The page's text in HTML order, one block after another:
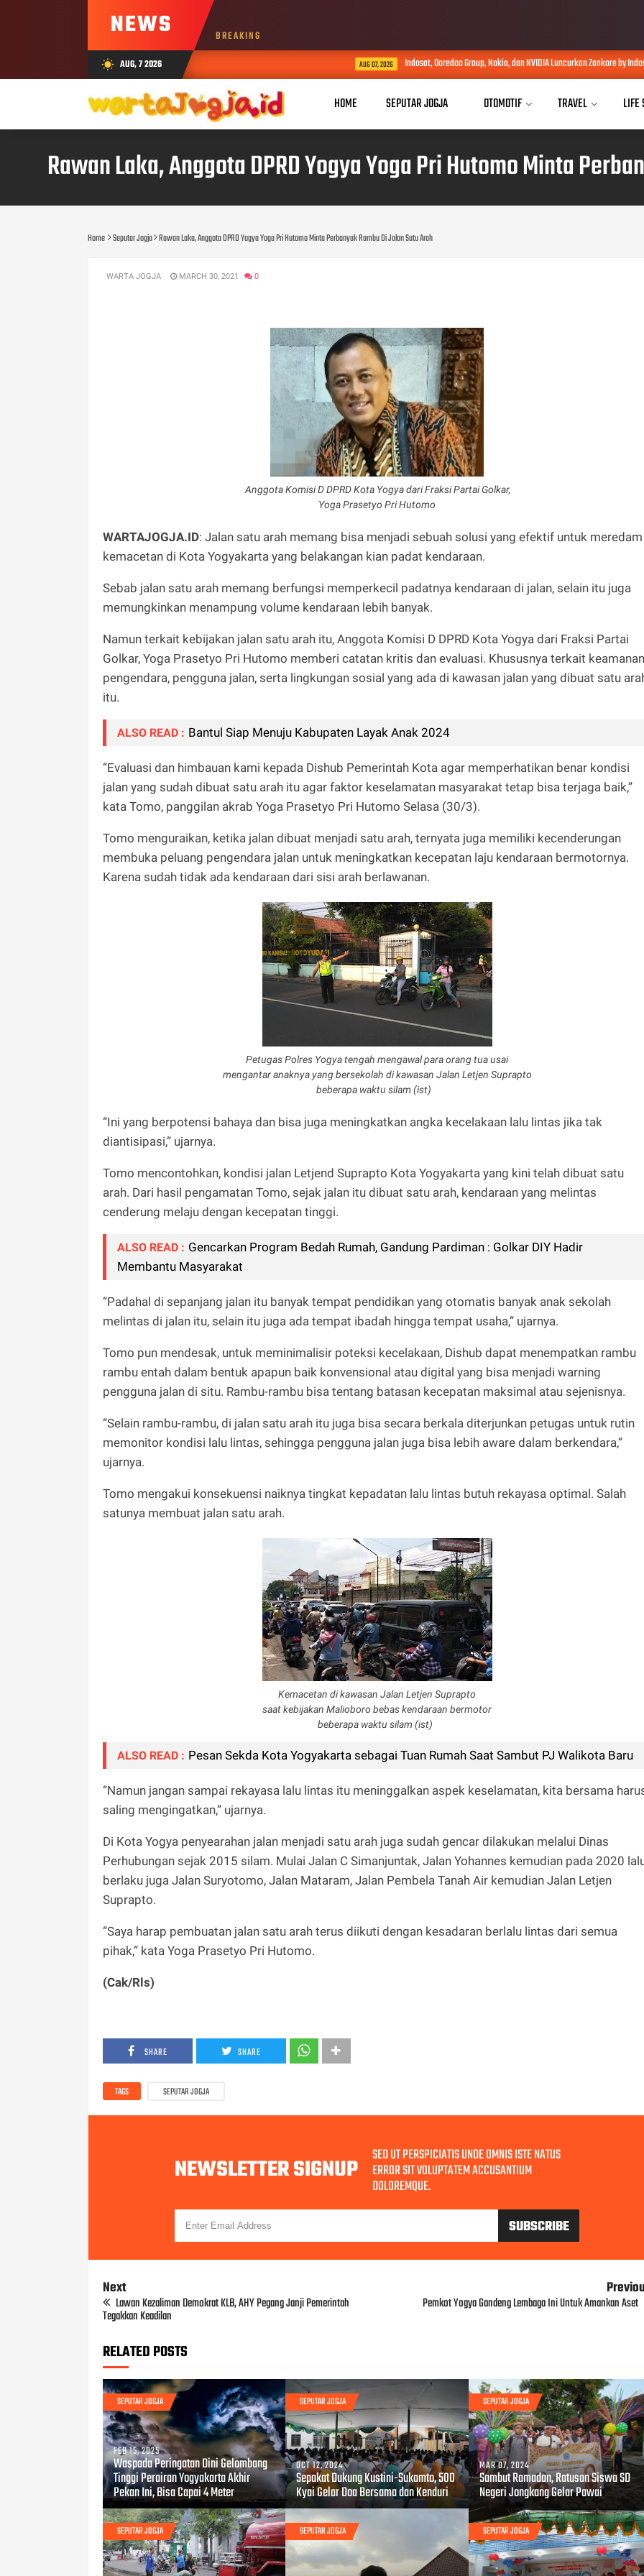
NEWS BREAKING
wb_sunny AUG, 7 2026 Indosat, Ooredoo Group, Nokia, dan NVIDIA Luncurkan Zankore by Indosat :
HOME SEPUTAR JOGJA OTOMOTIF TRAVEL LIFE
Rawan Laka, Anggota DPRD Yogya Yoga Pri Hutomo Minta
Home Seputar Jogja Rawan Laka, Anggota DPRD Yogya Yoga Pri Hutomo Minta Perbanyak Rambu Di Jalan Satu Arah
WARTA JOGJA MARCH 30, 2021 0
Anggota Komisi D DPRD Kota Yogya dari Fraksi Partai Golkar,
Yoga Prasetyo Pri Hutomo
WARTAJOGJA.ID: Jalan satu arah memang bisa menjadi sebuah solusi yang efektif untuk meredam
kemacetan di Kota Yogyakarta yang belakangan kian padat kendaraan.
Sebab jalan satu arah memang berfungsi memperkecil padatnya kendaraan di jalan, selain itu juga
memungkinkan menampung volume kendaraan lebih banyak.
Namun terkait kebijakan jalan satu arah itu, Anggota Komisi D DPRD Kota Yogya dari Fraksi Partai
Golkar, Yoga Prasetyo Pri Hutomo memberi catatan kritis dan evaluasi. Khususnya terkait keamanan
pengendara, pengguna jalan, serta lingkungan sosial yang ada di kawasan jalan yang dibuat satu
itu.
ALSO READ : Bantul Siap Menuju Kabupaten Layak Anak 2024
“Evaluasi dan himbauan kami kepada Dishub Pemerintah Kota agar memperhatikan benar kondisi
jalan yang sudah dibuat satu arah itu agar faktor keselamatan masyarakat tetap bisa terjaga baik,”
kata Tomo, panggilan akrab Yoga Prasetyo Pri Hutomo Selasa (30/3).
Tomo menguraikan, ketika jalan dibuat menjadi satu arah, ternyata juga memiliki kecenderungan
membuka peluang pengendara jalan untuk meningkatkan kecepatan laju kendaraan bermotornya.
Karena sudah tidak ada kendaraan dari sisi arah berlawanan.
Petugas Polres Yogya tengah mengawal para orang tua usai
mengantar anaknya yang bersekolah di kawasan Jalan Letjen Suprapto
beberapa waktu silam (ist)
“Ini yang berpotensi bahaya dan bisa juga meningkatkan angka kecelakaan lalu lintas jika tak
diantisipasi,” ujarnya.
Tomo mencontohkan, kondisi jalan Letjend Suprapto Kota Yogyakarta yang kini telah dibuat satu
arah. Dari hasil pengamatan Tomo, sejak jalan itu dibuat satu arah, kendaraan yang melintas
cenderung melaju dengan kecepatan tinggi.
ALSO READ : Gencarkan Program Bedah Rumah, Gandung Pardiman : Golkar DIY Hadir
Membantu Masyarakat
“Padahal di sepanjang jalan itu banyak tempat pendidikan yang otomatis banyak anak sekolah
melintas di jalan itu, selain itu juga ada tempat ibadah hingga tempat usaha,” ujarnya.
Tomo pun mendesak, untuk meminimalisir poteksi kecelakaan, Dishub dapat menempatkan rambu
rambu entah dalam bentuk apapun baik konvensional atau digital yang bisa menjadi warning
pengguna jalan di situ. Rambu-rambu bisa tentang batasan kecepatan maksimal atau sejenisnya.
“Selain rambu-rambu, di jalan satu arah itu juga bisa secara berkala diterjunkan petugas untuk rutin
memonitor kondisi lalu lintas, sehingga pengguna jalan juga bisa lebih aware dalam berkendara,”
ujarnya.
Tomo mengakui konsekuensi naiknya tingkat kepadatan lalu lintas butuh rekayasa optimal. Salah
satunya membuat jalan satu arah.
Kemacetan di kawasan Jalan Letjen Suprapto
saat kebijakan Malioboro bebas kendaraan bermotor
beberapa waktu silam (ist)
ALSO READ : Pesan Sekda Kota Yogyakarta sebagai Tuan Rumah Saat Sambut PJ Walikota Baru
“Namun jangan sampai rekayasa lalu lintas itu meninggalkan aspek keselamatan, kita bersama
saling mengingatkan,” ujarnya.
Di Kota Yogya penyearahan jalan menjadi satu arah juga sudah gencar dilakukan melalui Dinas
Perhubungan sejak 2015 silam. Mulai Jalan C Simanjuntak, Jalan Yohannes kemudian pada 2020
berlaku juga Jalan Suryotomo, Jalan Mataram, Jalan Pembela Tanah Air kemudian Jalan Letjen
Suprapto.
“Saya harap pembuatan jalan satu arah terus diikuti dengan kesadaran berlalu lintas dari semua
pihak,” kata Yoga Prasetyo Pri Hutomo.
(Cak/Rls)
SHARE SHARE
TAGS SEPUTAR JOGJA
NEWSLETTER SIGNUP SED UT PERSPICIATIS UNDE OMNIS ISTE NATUS
ERROR SIT VOLUPTATEM ACCUSANTIUM
DOLOREMQUE.
Next
Lawan Kezaliman Demokrat KLB, AHY Pegang Janji Pemerintah
Tegakkan Keadilan
Pemkot Yogya Gandeng Lembaga Ini Untuk Amankan Aset
RELATED POSTS
SEPUTAR JOGJA
FEB 15, 2025
Waspada Peringatan Dini Gelombang
Tinggi Perairan Yogyakarta Akhir
Pekan Ini, Bisa Capai 4 Meter
SEPUTAR JOGJA
OCT 12, 2024
Sepakat Dukung Kustini-Sukamto, 500
Kyai Gelar Doa Bersama dan Kenduri
SEPUTAR JOGJA
MAR 07, 2024
Sambut Ramadan, Ratusan Siswa SD
Negeri Jongkang Gelar Pawai
SEPUTAR JOGJA SEPUTAR JOGJA SEPUTAR JOGJA